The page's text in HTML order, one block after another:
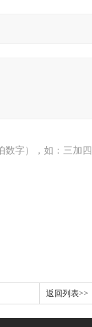
数字），如：三加四
返回列表>>